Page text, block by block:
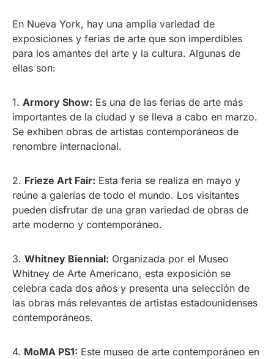
En Nueva York, hay una amplia variedad de
exposiciones y ferias de arte que son imperdibles
para los amantes del arte y la cultura. Algunas de
ellas son:
1. Armory Show: Es una de las ferias de arte más
importantes de la ciudad y se lleva a cabo en marzo.
Se exhiben obras de artistas contemporáneos de
renombre internacional.
2. Frieze Art Fair: Esta feria se realiza en mayo y
reúne a galerías de todo el mundo. Los visitantes
pueden disfrutar de una gran variedad de obras de
arte moderno y contemporáneo.
3. Whitney Biennial: Organizada por el Museo
Whitney de Arte Americano, esta exposición se
celebra cada dos años y presenta una selección de
las obras más relevantes de artistas estadounidenses
contemporáneos.
4. MoMA PS1: Este museo de arte contemporáneo en